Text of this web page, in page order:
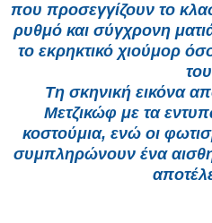
που προσεγγίζουν το
ρυθμό και σύγχρονη
το εκρηκτικό χιούμορ
Τη σκηνική εικόνα
Μετζικώφ με τα
κοστούμια, ενώ οι
συμπληρώνουν ένα